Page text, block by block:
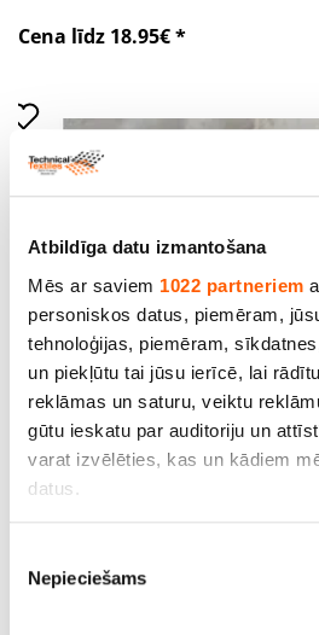
Atbildīga datu izmantošana
Mēs ar saviem 1022 partneriem
personiskos datus, piemēram,
tehnoloģijas, piemēram,
un piekļūtu tai jūsu ierīcē, lai
reklāmas un saturu, veiktu
gūtu ieskatu par auditoriju un
varat izvēlēties, kas un kādiem
datus.
apkopot informāciju par
izvēle
Nepieciešams
Cena līdz 18.95€ *
Audums ''Canvas'', pl.100
kokvilna